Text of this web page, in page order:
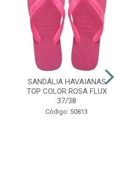
SANDÁLIA HAVAIANAS
TOP COLOR ROSA FLUX
37/38
Código: 50813